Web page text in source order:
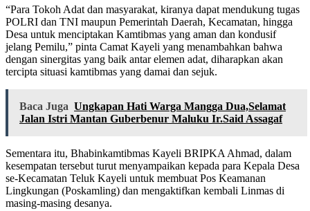
“Para Tokoh Adat dan masyarakat, kiranya dapat mendukung tugas
POLRI dan TNI maupun Pemerintah Daerah, Kecamatan, hingga
Desa untuk menciptakan Kamtibmas yang aman dan kondusif
jelang Pemilu,” pinta Camat Kayeli yang menambahkan bahwa
dengan sinergitas yang baik antar elemen adat, diharapkan akan
tercipta situasi kamtibmas yang damai dan sejuk.
Baca Juga Ungkapan Hati Warga Mangga Dua,Selamat
Jalan Istri Mantan Guberbenur Maluku Ir.Said Assagaf
Sementara itu, Bhabinkamtibmas Kayeli BRIPKA Ahmad, dalam
kesempatan tersebut turut menyampaikan kepada para Kepala Desa
se-Kecamatan Teluk Kayeli untuk membuat Pos Keamanan
Lingkungan (Poskamling) dan mengaktifkan kembali Linmas di
masing-masing desanya.